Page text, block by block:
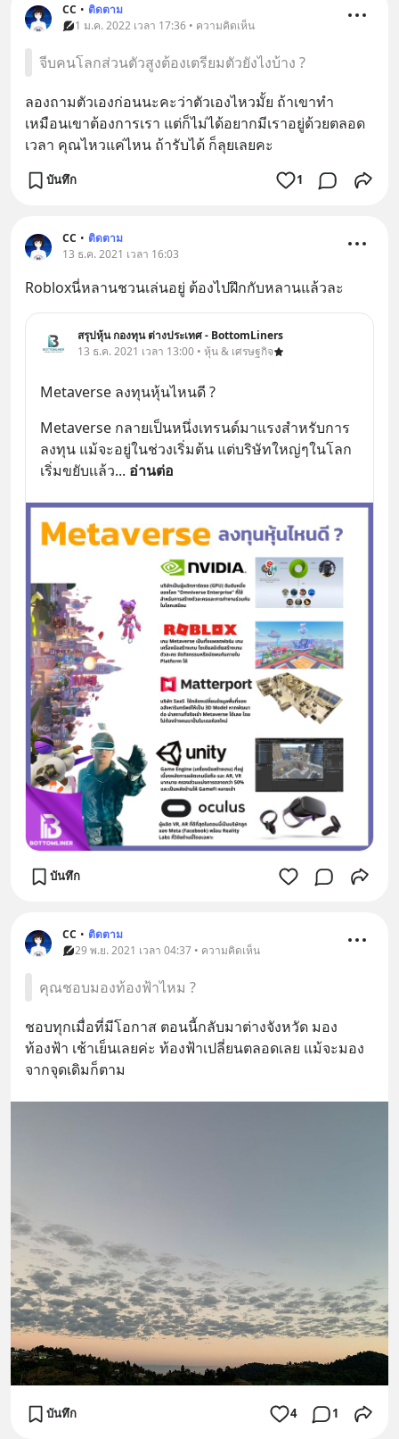
CC • ติดตาม
1 ม.ค. 2022 เวลา 17:36 • ความคิดเห็น
จีบคนโลกส่วนตัวสูงต้องเตรียมตัวยังไงบ้าง ?
ลองถามตัวเองก่อนนะคะว่าตัวเองไหวมั้ย ถ้าเขาทำ
เหมือนเขาต้องการเรา แต่ก็ไม่ได้อยากมีเราอยู่ด้วยตลอด
เวลา คุณไหวแค่ไหน ถ้ารับได้ ก็ลุยเลยคะ
บันทึก 1
CC • ติดตาม
13 ธ.ค. 2021 เวลา 16:03
Robloxนี่หลานชวนเล่นอยู่ ต้องไปฝึกกับหลานแล้วละ
สรุปหุ้น กองทุน ต่างประเทศ - BottomLiners
13 ธ.ค. 2021 เวลา 13:00 • หุ้น & เศรษฐกิจ
Metaverse ลงทุนหุ้นไหนดี ?
Metaverse กลายเป็นหนึ่งเทรนด์มาแรงสำหรับการ
ลงทุน แม้จะอยู่ในช่วงเริ่มต้น แต่บริษัทใหญ่ๆในโลก
เริ่มขยับเเล้ว... อ่านต่อ
บันทึก
CC • ติดตาม
29 พ.ย. 2021 เวลา 04:37 • ความคิดเห็น
คุณชอบมองท้องฟ้าไหม ?
ชอบทุกเมื่อที่มีโอกาส ตอนนี้กลับมาต่างจังหวัด มอง
ท้องฟ้า เช้าเย็นเลยค่ะ ท้องฟ้าเปลี่ยนตลอดเลย แม้จะมอง
จากจุดเดิมก็ตาม
บันทึก 4 1